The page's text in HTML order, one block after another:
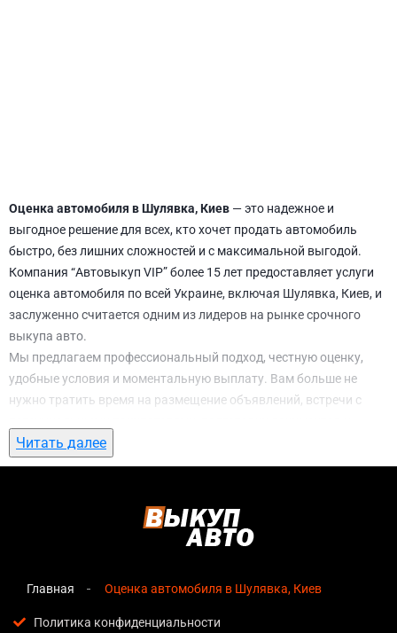
Оценка автомобиля в Шулявка, Киев — это надежное и
выгодное решение для всех, кто хочет продать автомобиль
быстро, без лишних сложностей и с максимальной выгодой.
Компания “Автовыкуп VIP” более 15 лет предоставляет услуги
оценка автомобиля по всей Украине, включая Шулявка, Киев, и
заслуженно считается одним из лидеров на рынке срочного
выкупа авто.
Мы предлагаем профессиональный подход, честную оценку,
удобные условия и моментальную выплату. Вам больше не
нужно тратить время на размещение объявлений, встречи с
ожидание. С нами вы можете
Киеввсего за 1 день.
автомобиля в Шулявка, Киев
озвучивается сразу после обращения, без скрытых
Прозрачные условия— все этапы сделки полностью
Читать далее
Главная Оценка автомобиля в Шулявка, Киев
Политика конфиденциальности